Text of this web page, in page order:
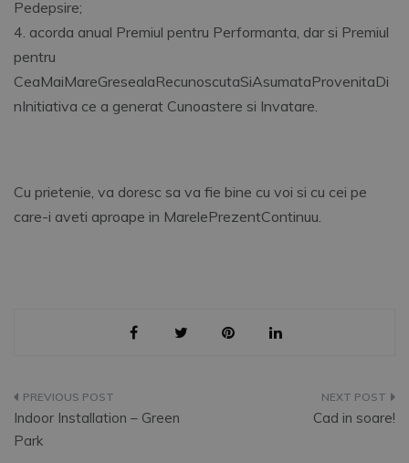
Pedepsire;
4. acorda anual Premiul pentru Performanta, dar si Premiul
pentru
CeaMaiMareGresealaRecunoscutaSiAsumataProvenitaDi
nInitiativa ce a generat Cunoastere si Invatare.
Cu prietenie, va doresc sa va fie bine cu voi si cu cei pe
care-i aveti aproape in MarelePrezentContinuu.
Navigare
în
Indoor Installation – Green
Park
Cad in soare!